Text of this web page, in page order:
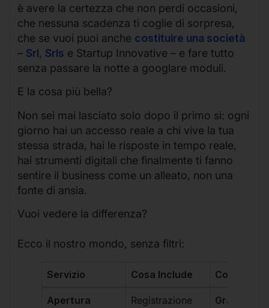
è avere la certezza che non perdi occasioni,
che nessuna scadenza ti coglie di sorpresa,
che se vuoi puoi anche costituire una società
– Srl, Srls e Startup Innovative – e fare tutto
senza passare la notte a googlare moduli.
E la cosa più bella?
Non sei mai lasciato solo dopo il primo sì: ogni
giorno hai un accesso reale a chi vive la tua
stessa strada, hai le risposte in tempo reale,
hai strumenti digitali che finalmente ti fanno
sentire il business come un alleato, non una
fonte di ansia.
Vuoi vedere la differenza?
Ecco il nostro mondo, senza filtri:
Servizio Cosa Include Costo
Apertura
Registrazione
Gratis,